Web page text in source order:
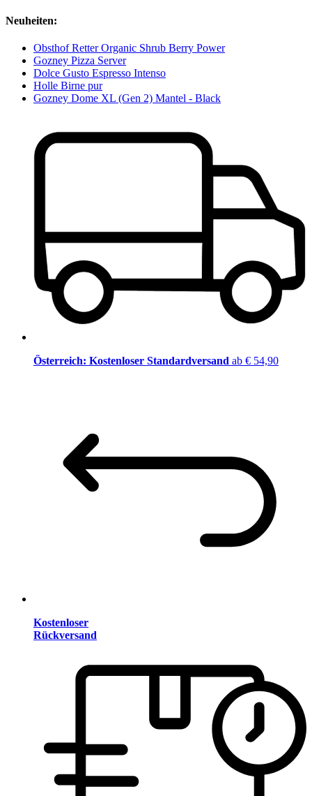
Neuheiten:
Obsthof Retter Organic Shrub Berry Power
Gozney Pizza Server
Dolce Gusto Espresso Intenso
Holle Birne pur
Gozney Dome XL (Gen 2) Mantel - Black
Österreich: Kostenloser Standardversand ab € 54,90
Kostenloser
Rückversand